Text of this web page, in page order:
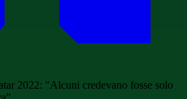
2022: "Alcuni credevano fosse solo